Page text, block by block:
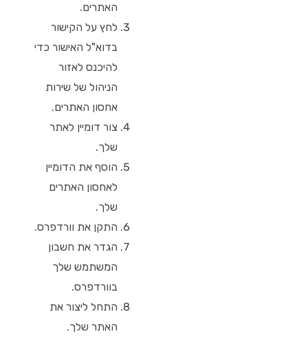
האתרים.
לחץ על הקישור
בדוא"ל האישור כדי
להיכנס לאזור
הניהול של שירות
אחסון האתרים.
צור דומיין לאתר
שלך.
הוסף את הדומיין
לאחסון האתרים
שלך.
התקן את וורדפרס.
הגדר את חשבון
המשתמש שלך
בוורדפרס.
התחל ליצור את
האתר שלך.